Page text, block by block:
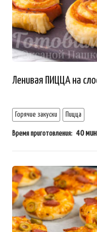
Ленивая ПИЦЦА на
Горячие закуски Пицца
Время приготовления: 40 мин